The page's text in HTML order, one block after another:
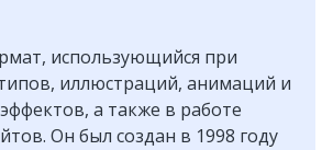
использующийся при
иллюстраций, анимаций и
а также в работе
Он был создан в 1998 году